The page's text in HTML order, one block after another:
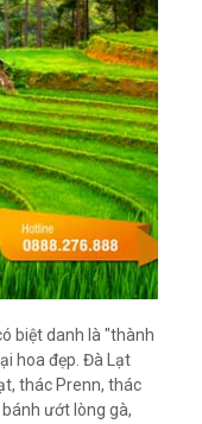
biệt danh là "thành
hoa đẹp. Đà Lạt
thác Prenn, thác
ướt lòng gà,